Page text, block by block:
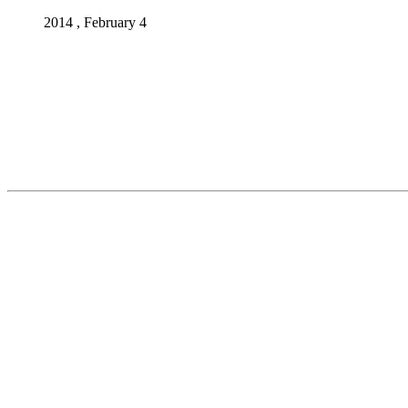
2014 , February 4